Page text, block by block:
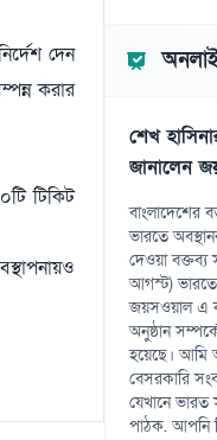
দেন
করার
টিকিট
০৮
ব্যবস্থা:
০৮ আগস্ট
১৫
০৮
শেখ
জানালেন
বাংলাদেশের
ভারতে
দেওয়া বক্তব্য
আগস্ট) ভারতের
জয়সওয়াল এ
অনুষ্ঠান
হয়েছে। আমি
বেসরকারি
যেখানে ভারত
পাঠক. আপনি